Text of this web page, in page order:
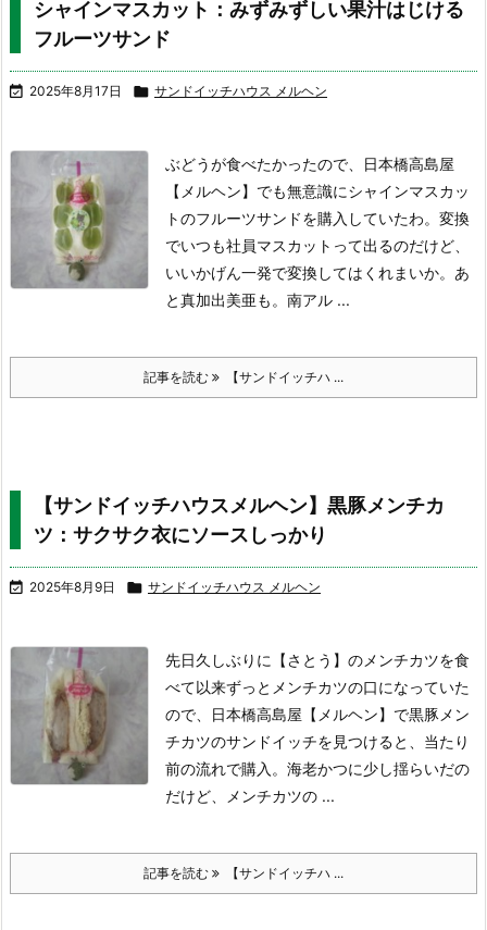
シャインマスカット：みずみずしい果汁はじける
フルーツサンド
 2025年8月17日  サンドイッチハウス メルヘン
ぶどうが食べたかったので、日本橋高島屋
【メルヘン】でも無意識にシャインマスカッ
トのフルーツサンドを購入していたわ。変換
でいつも社員マスカットって出るのだけど、
いいかげん一発で変換してはくれまいか。あ
と真加出美亜も。 南アル ...
記事を読む 【サンドイッチハ ...
【サンドイッチハウスメルヘン】黒豚メンチカ
ツ：サクサク衣にソースしっかり
 2025年8月9日  サンドイッチハウス メルヘン
先日久しぶりに【さとう】のメンチカツを食
べて以来ずっとメンチカツの口になっていた
ので、日本橋高島屋【メルヘン】で黒豚メン
チカツのサンドイッチを見つけると、当たり
前の流れで購入。 海老かつに少し揺らいだの
だけど、メンチカツの ...
記事を読む 【サンドイッチハ ...